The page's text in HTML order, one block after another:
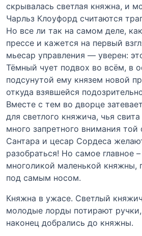
скрывалась светлая княжна, и
Чарльз Клоуфорд считаются
Но все ли так на самом деле,
прессе и кажется на первый
мьесар управления — уверен:
Тёмный чует подвох во всём, в
подсунутой ему князем новой
откуда взявшейся
Вместе с тем во дворце
для светлого княжича, чья
много запретного внимания той
Сантара и цесар Сордеса
разобраться! Но самое главное
многоликой маленькой княжны,
под самым носом.
Княжна в ужасе. Светлый
молодые лорды потирают
наконец добрались до княжны.